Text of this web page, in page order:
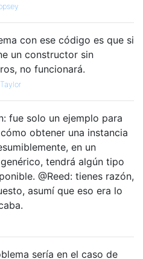
con ese código es que si
un constructor sin
no funcionará.
fue solo un ejemplo para
obtener una instancia
en un
tendrá algún tipo
@Reed: tienes razón,
asumí que eso era lo
sería en el caso de